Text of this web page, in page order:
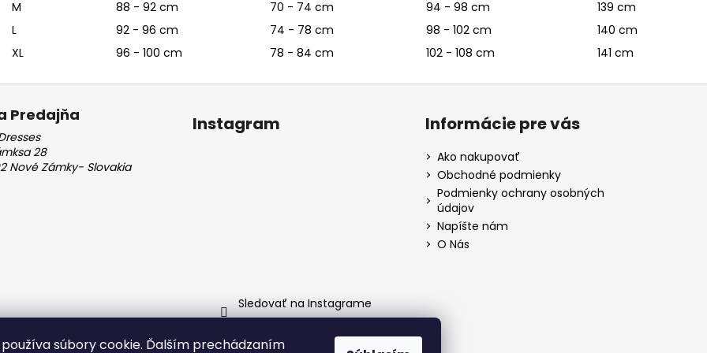
súbory cookie. Ďalším prechádzaním
M
88 - 92 cm 70 - 74 cm 94 - 98 cm
139 cm
L
92 - 96 cm 74 - 78 cm 98 - 102 cm
140 cm
XL
96 - 100 cm 78 - 84 cm 102 - 108 cm 141 cm
Predajňa
28
Nové Zámky- Slovakia
Instagram
Sledovať na Instagrame
Informácie pre vás
Ako nakupovať
Obchodné podmienky
Podmienky ochrany osobných
údajov
Napíšte nám
O Nás